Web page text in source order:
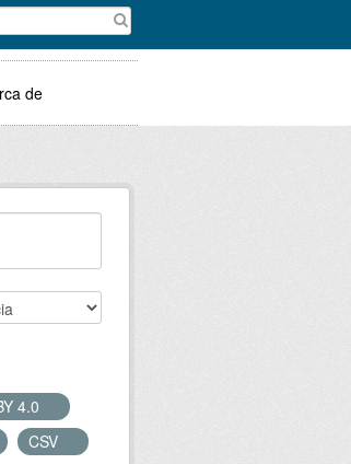
de
4.0
CSV